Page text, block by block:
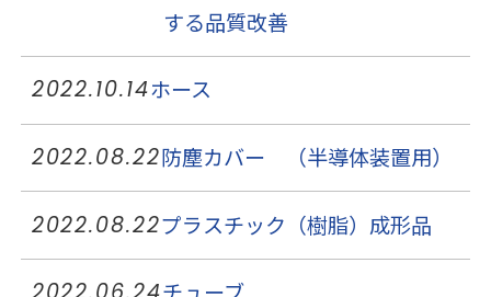
する品質改善
2022.10.14ホース
2022.08.22防塵カバー （半導体装置用）
2022.08.22プラスチック（樹脂）成形品